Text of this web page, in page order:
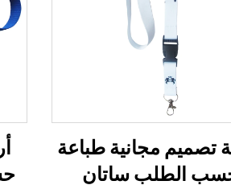
تصميم مجانية طباعة
الطلب ساتان